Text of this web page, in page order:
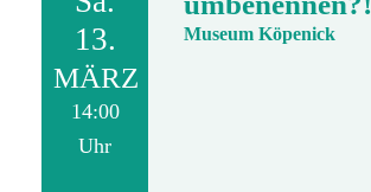
13.
MÄRZ
14:00
Uhr
Museum Köpenick